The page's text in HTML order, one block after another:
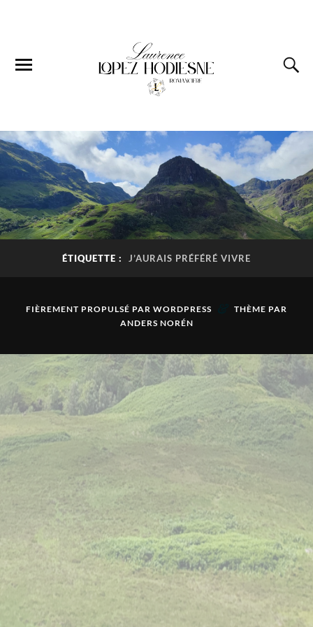
ÉTIQUETTE : J’AURAIS PRÉFÉRÉ VIVRE
FIÈREMENT PROPULSÉ PAR WORDPRESS
THÈME PAR
ANDERS NORÉN